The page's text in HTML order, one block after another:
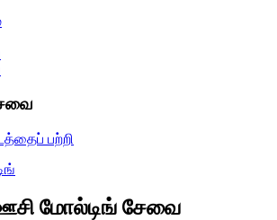
மோல்டிங் சேவை